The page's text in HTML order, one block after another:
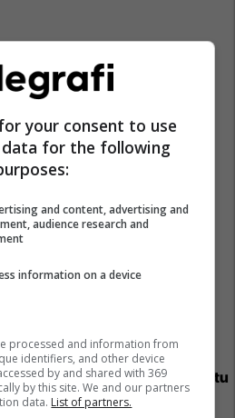
Reklamo këtu
your consent to use
for the following
and content, advertising and
audience research and
information on a device
processed and information from
identifiers, and other device
by and shared with 369
by this site. We and our partners
data. List of partners.